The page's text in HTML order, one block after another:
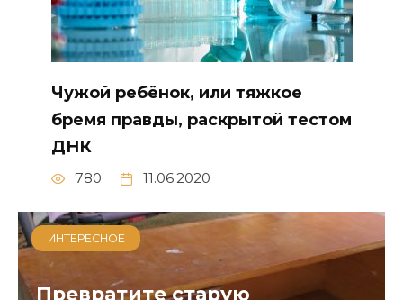
Чужой ребёнок, или тяжкое
бремя правды, раскрытой тестом
ДНК
780 11.06.2020
ИНТЕРЕСНОЕ
Превратите старую